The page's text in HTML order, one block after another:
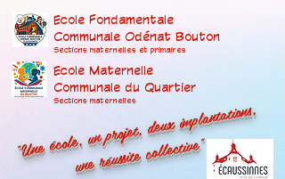
Ecole Fondamentale
Communale Odénat Bouton
Sections maternelles et primaires
Ecole Maternelle
Communale du Quartier
Sections maternelles
"Une école, un projet, deux implantations,
une réussite collective"